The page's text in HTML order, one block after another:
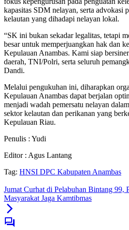
kapasitas SDM nelayan, serta advokasi
kelautan yang dihadapi nelayan lokal.
“SK ini bukan sekadar legalitas, tetapi
besar untuk memperjuangkan hak dan
Kepulauan Anambas. Kami siap
daerah, TNI/Polri, serta seluruh
Dandi.
Melalui pengukuhan ini, diharapkan
Kepulauan Anambas dapat berjalan
menjadi wadah pemersatu nelayan
sektor kelautan dan perikanan yang
Kepulauan Riau.
Penulis : Yudi
Editor : Agus Lantang
Tag: HNSI DPC Kabupaten Anambas
Jumat Curhat di Pelabuhan Bintang 99,
Masyarakat Jaga Kamtibmas